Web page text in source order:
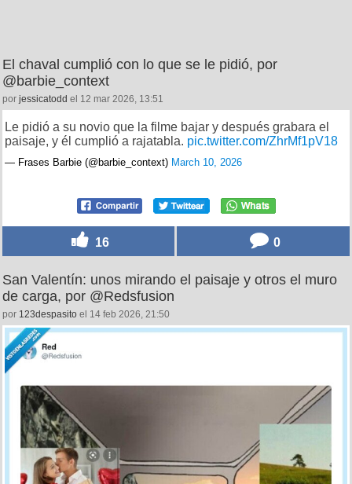
El chaval cumplió con lo que se le pidió, por
@barbie_context
por jessicatodd el 12 mar 2026, 13:51
Le pidió a su novio que la filme bajar y después grabara el
paisaje, y él cumplió a rajatabla. pic.twitter.com/ZhrMf1pV18
— Frases Barbie (@barbie_context) March 10, 2026
16 0
San Valentín: unos mirando el paisaje y otros el muro
de carga, por @Redsfusion
por 123despasito el 14 feb 2026, 21:50